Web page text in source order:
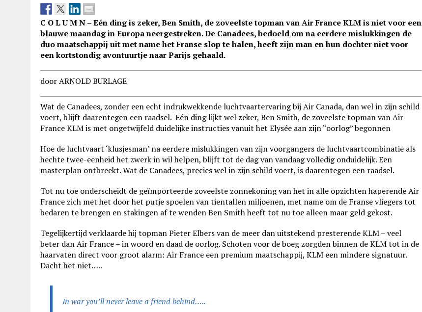
C O L U M N – Eén ding is zeker, Ben Smith, de zoveelste topman van Air France KLM is niet voor een
blauwe maandag in Europa neergestreken. De Canadees, bedoeld om na eerdere mislukkingen de
duo maatschappij uit met name het Franse slop te halen, heeft zijn man en hun dochter niet voor
een kortstondig avontuurtje naar Parijs gehaald.
door ARNOLD BURLAGE
Wat de Canadees, zonder een echt indrukwekkende luchtvaartervaring bij Air Canada, dan wel in zijn schild
voert, blijft daarentegen een raadsel. Eén ding lijkt wel zeker, Ben Smith, de zoveelste topman van Air
France KLM is met ongetwijfeld duidelijke instructies vanuit het Elysée aan zijn “oorlog” begonnen
Hoe de luchtvaart ‘klusjesman’ na eerdere mislukkingen van zijn voorgangers de luchtvaartcombinatie als
hechte twee-eenheid het zwerk in wil helpen, blijft tot de dag van vandaag volledig onduidelijk. Een
masterplan ontbreekt. Wat de Canadees, precies wel in zijn schild voert, is daarentegen een raadsel.
Tot nu toe onderscheidt de geïmporteerde zoveelste zonnekoning van het in alle opzichten haperende Air
France zich met het door het putje spoelen van tientallen miljoenen, met name om de Franse vliegers tot
bedaren te brengen en stakingen af te wenden Ben Smith heeft tot nu toe alleen maar geld gekost.
Tegelijkertijd verklaarde hij topman Pieter Elbers van de meer dan uitstekend presterende KLM – veel
beter dan Air France – in woord en daad de oorlog. Schoten voor de boeg zorgden binnen de KLM tot in de
haarvaten direct voor groot alarm: Air France een premium maatschappij, KLM een mindere signatuur.
Dacht het niet…..
In war you’ll never leave a friend behind…..